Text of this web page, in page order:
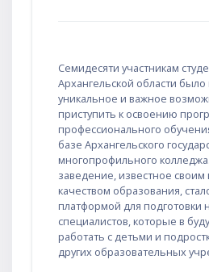
Семидесяти участникам
Архангельской области
уникальное и важное
приступить к освоению
профессионального
базе Архангельского
многопрофильного
заведение, известное своим
качеством образования,
платформой для подготовки
специалистов, которые в
работать с детьми и
других образовательных